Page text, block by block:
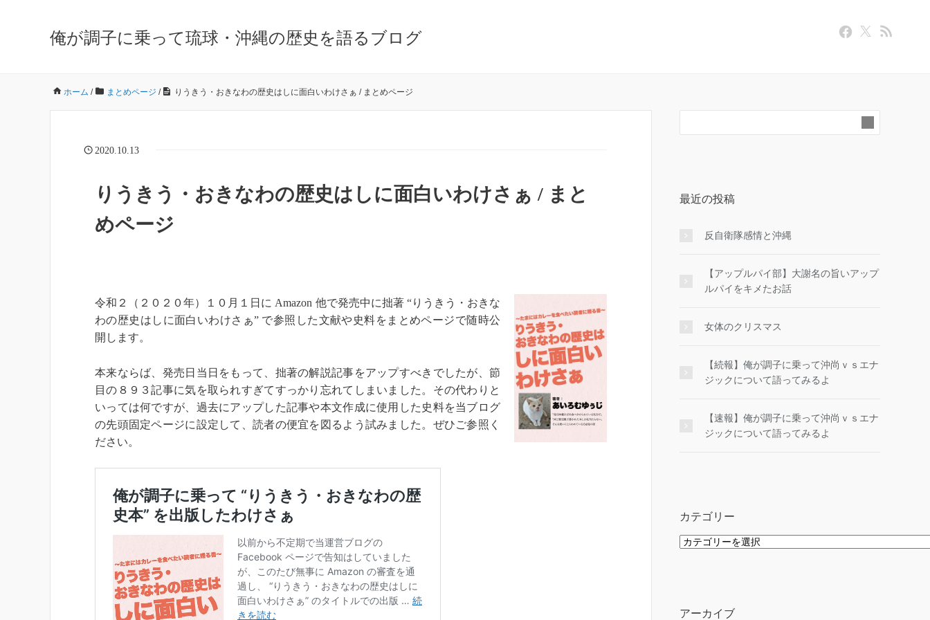
俺が調子に乗って琉球・沖縄の歴史を語るブログ
ホーム / まとめページ / りうきう・おきなわの歴史はしに面白いわけさぁ / まとめページ
2020.10.13
りうきう・おきなわの歴史はしに面白いわけさぁ / まと
めページ
令和２（２０２０年）１０月１日に Amazon 他で発売中に拙著 “りうきう・おきな
わの歴史はしに面白いわけさぁ” で参照した文献や史料をまとめページで随時公
開します。
本来ならば、発売日当日をもって、拙著の解説記事をアップすべきでしたが、節
目の８９３記事に気を取られすぎてすっかり忘れてしまいました。その代わりと
いっては何ですが、過去にアップした記事や本文作成に使用した史料を当ブログ
の先頭固定ページに設定して、読者の便宜を図るよう試みました。ぜひご参照く
ださい。
最近の投稿
反自衛隊感情と沖縄
【アップルパイ部】大謝名の旨いアップ
ルパイをキメたお話
女体のクリスマス
【続報】俺が調子に乗って沖尚ｖｓエナ
ジックについて語ってみるよ
【速報】俺が調子に乗って沖尚ｖｓエナ
ジックについて語ってみるよ
カテゴリー
カ
アーカイブ